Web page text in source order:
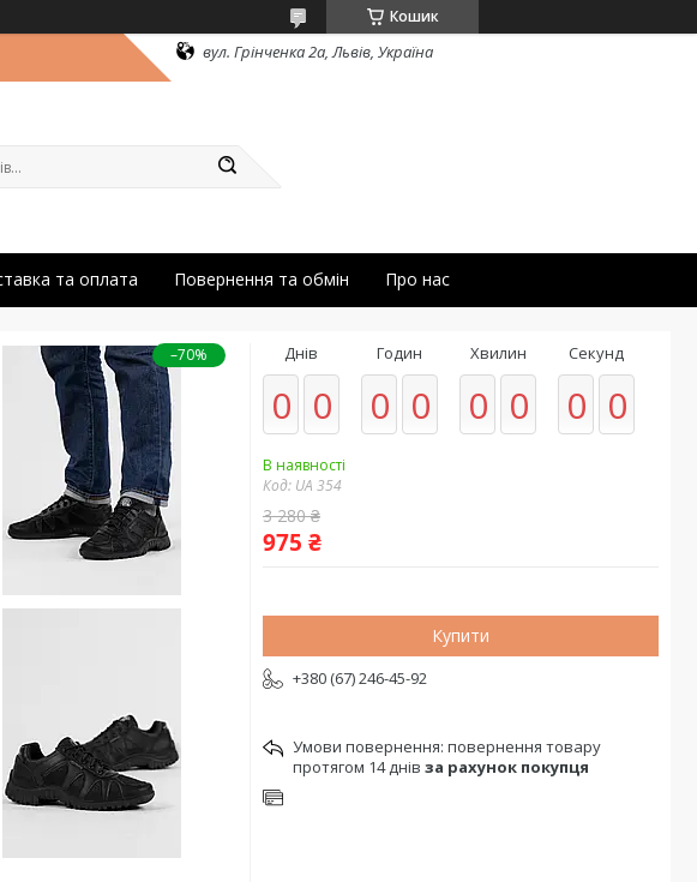
Кошик
вул. Грінченка 2а, Львів, Україна
та оплата Повернення та обмін Про нас
–70% Днів
0 0
Годин
0 0
Хвилин
0 0
Секунд
0 0
В наявності
Код: UA 354
3 280 ₴
975 ₴
Купити
+380 (67) 246-45-92
повернення товару
протягом 14 днів за рахунок покупця